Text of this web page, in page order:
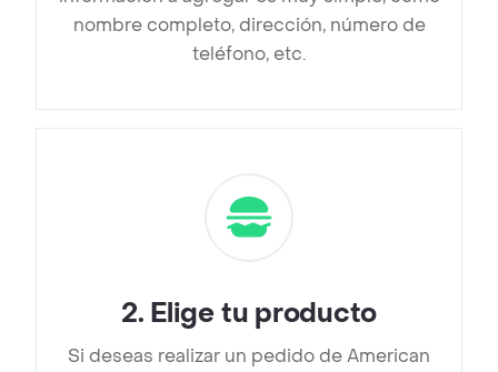
nombre completo, dirección, número de
teléfono, etc.
2. Elige tu producto
Si deseas realizar un pedido de American